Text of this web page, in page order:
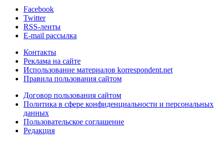
Facebook
Twitter
RSS-ленты
E-mail рассылка
Контакты
Реклама на сайте
Использование материалов korrespondent.net
Правила пользования сайтом
Договор пользования сайтом
Политика в сфере конфиденциальности и персональных
данных
Пользовательское соглашение
Редакция